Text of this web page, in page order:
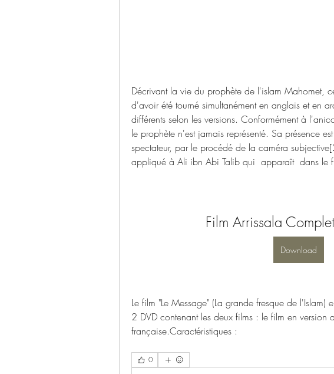
Décrivant la vie du prophète de l'islam Mahomet,
d'avoir été tourné simultanément en anglais et en
différents selon les versions. Conformément à
le prophète n'est jamais représenté. Sa présence
spectateur, par le procédé de la caméra
appliqué à Ali ibn Abi Talib qui  apparaît  dans le
Film Arrissala
Download
Le film "Le Message" (La grande fresque de
2 DVD contenant les deux films : le film en version
française.Caractéristiques :
0